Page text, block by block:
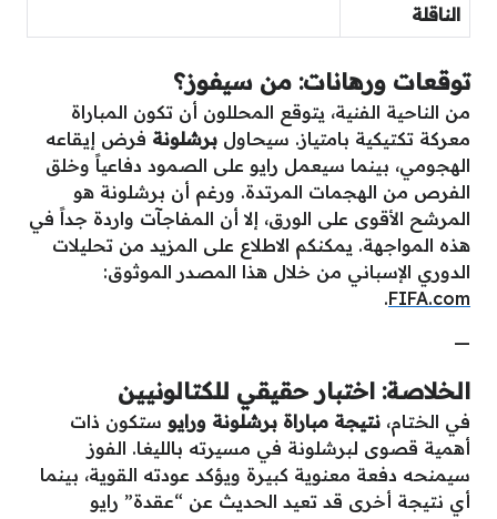
الناقلة
توقعات ورهانات: من سيفوز؟
من الناحية الفنية، يتوقع المحللون أن تكون المباراة
معركة تكتيكية بامتياز. سيحاول برشلونة فرض إيقاعه
الهجومي، بينما سيعمل رايو على الصمود دفاعياً وخلق
الفرص من الهجمات المرتدة. ورغم أن برشلونة هو
المرشح الأقوى على الورق، إلا أن المفاجآت واردة جداً في
هذه المواجهة. يمكنكم الاطلاع على المزيد من تحليلات
الدوري الإسباني من خلال هذا المصدر الموثوق:
FIFA.com
.
—
الخلاصة: اختبار حقيقي للكتالونيين
في الختام، نتيجة مباراة برشلونة ورايو ستكون ذات
أهمية قصوى لبرشلونة في مسيرته بالليغا. الفوز
سيمنحه دفعة معنوية كبيرة ويؤكد عودته القوية، بينما
أي نتيجة أخرى قد تعيد الحديث عن “عقدة” رايو